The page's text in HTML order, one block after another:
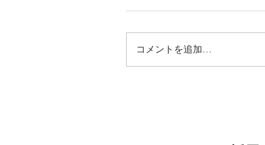
コメントを追加…